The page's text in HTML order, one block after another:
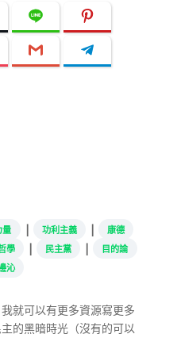
量 | 功利主義 | 康德
學 | 民主黨 | 目的論
沁
就可以有更多資源寫更多
的黑暗時光（沒有的可以